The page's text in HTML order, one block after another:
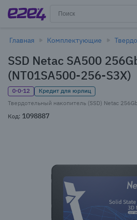
Главная Комплектующие
SSD Netac SA500
(NT01SA500-256-S3X)
0·0·12
Кредит для юрлиц
Код: 1098887